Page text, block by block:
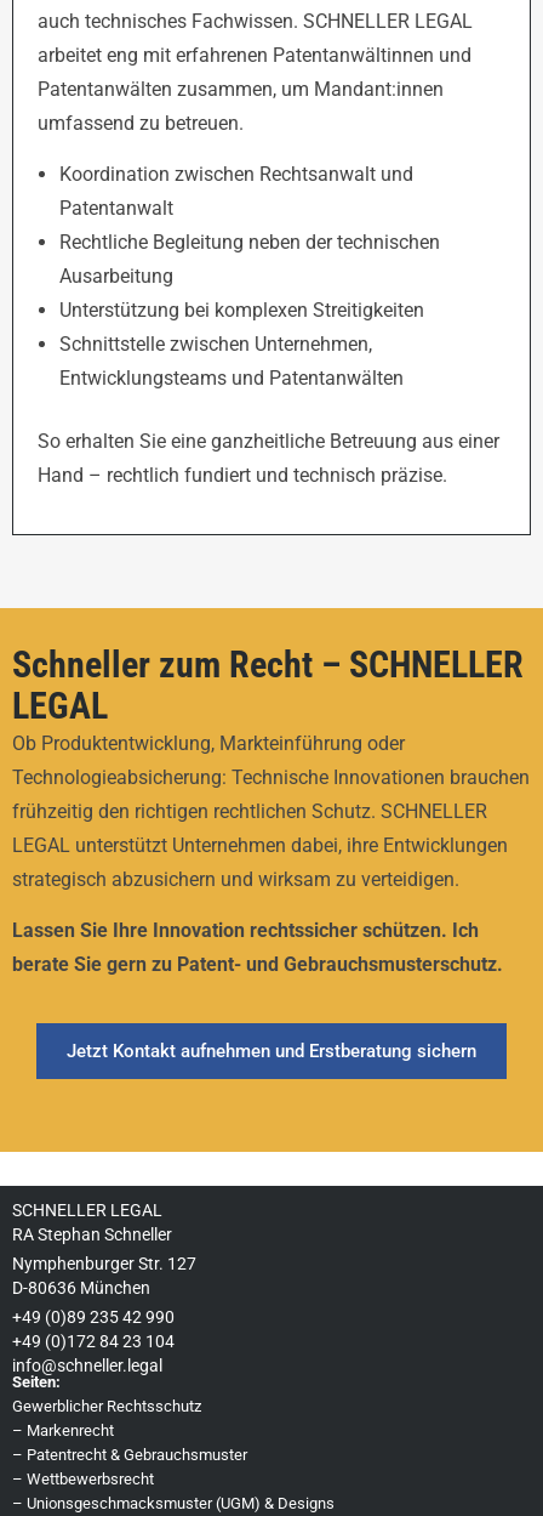
auch technisches Fachwissen. SCHNELLER LEGAL
arbeitet eng mit erfahrenen Patentanwältinnen und
Patentanwälten zusammen, um Mandant:innen
umfassend zu betreuen.
Koordination zwischen Rechtsanwalt und
Patentanwalt
Rechtliche Begleitung neben der technischen
Ausarbeitung
Unterstützung bei komplexen Streitigkeiten
Schnittstelle zwischen Unternehmen,
Entwicklungsteams und Patentanwälten
So erhalten Sie eine ganzheitliche Betreuung aus einer
Hand – rechtlich fundiert und technisch präzise.
Schneller zum Recht – SCHNELLER
LEGAL
Ob Produktentwicklung, Markteinführung oder
Technologieabsicherung: Technische Innovationen brauchen
frühzeitig den richtigen rechtlichen Schutz. SCHNELLER
LEGAL unterstützt Unternehmen dabei, ihre Entwicklungen
strategisch abzusichern und wirksam zu verteidigen.
Lassen Sie Ihre Innovation rechtssicher schützen. Ich
berate Sie gern zu Patent- und Gebrauchsmusterschutz.
Jetzt Kontakt aufnehmen und Erstberatung sichern
SCHNELLER LEGAL
RA Stephan Schneller
Nymphenburger Str. 127
D-80636 München
+49 (0)89 235 42 990
+49 (0)172 84 23 104
info@schneller.legal
Seiten:
Gewerblicher Rechtsschutz
– Markenrecht
– Patentrecht & Gebrauchsmuster
– Wettbewerbsrecht
– Unionsgeschmacksmuster (UGM) & Designs